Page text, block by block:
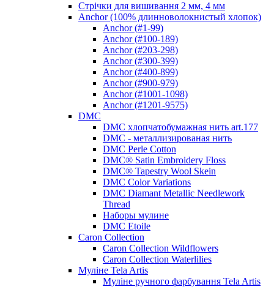
Стрічки для вишивання 2 мм, 4 мм
Anchor (100% длинноволокнистый хлопок)
Anchor (#1-99)
Anchor (#100-189)
Anchor (#203-298)
Anchor (#300-399)
Anchor (#400-899)
Anchor (#900-979)
Anchor (#1001-1098)
Anchor (#1201-9575)
DMC
DMC хлопчатобумажная нить art.177
DMC - металлизированая нить
DMC Perle Cotton
DMC® Satin Embroidery Floss
DMC® Tapestry Wool Skein
DMC Color Variations
DMC Diamant Metallic Needlework
Thread
Наборы мулине
DMC Etoile
Caron Collection
Caron Collection Wildflowers
Caron Collection Waterlilies
Муліне Tela Artis
Муліне ручного фарбування Tela Artis